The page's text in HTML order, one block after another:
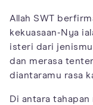
Allah SWT
kekuasaan-Nya
isteri dari
dan merasa
diantaramu rasa
Di antara